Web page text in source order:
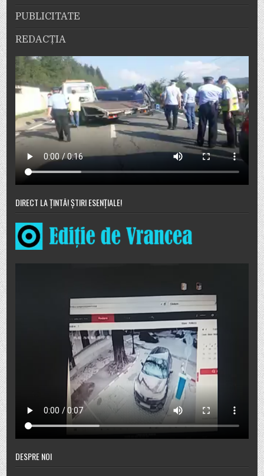
PUBLICITATE
REDACȚIA
DIRECT LA ȚINTĂ! ȘTIRI ESENȚIALE!
DESPRE NOI